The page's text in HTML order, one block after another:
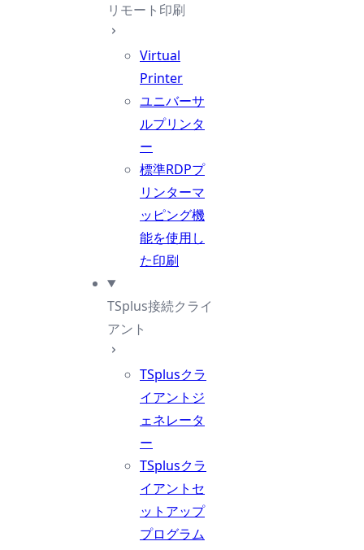
リモート印刷
Virtual
Printer
ユニバーサ
ルプリンタ
ー
標準RDPプ
リンターマ
ッピング機
能を使用し
た印刷
TSplus接続クライ
アント
TSplusクラ
イアントジ
ェネレータ
ー
TSplusクラ
イアントセ
ットアップ
プログラム